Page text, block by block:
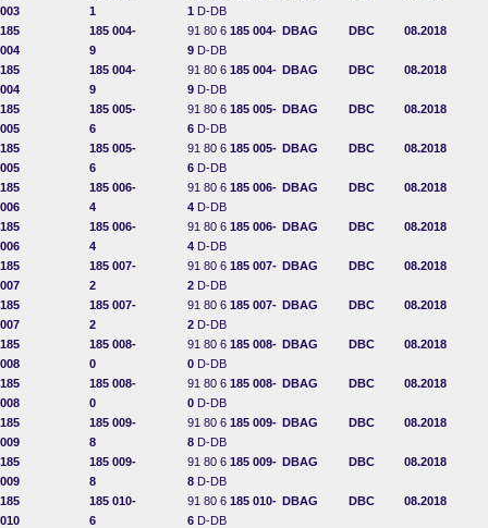
003
1
1 D-DB
185
004
185 004-
9
91 80 6 185 004-
9 D-DB
DBAG DBC 08.2018
185
004
185 004-
9
91 80 6 185 004-
9 D-DB
DBAG DBC 08.2018
185
005
185 005-
6
91 80 6 185 005-
6 D-DB
DBAG DBC 08.2018
185
005
185 005-
6
91 80 6 185 005-
6 D-DB
DBAG DBC 08.2018
185
006
185 006-
4
91 80 6 185 006-
4 D-DB
DBAG DBC 08.2018
185
006
185 006-
4
91 80 6 185 006-
4 D-DB
DBAG DBC 08.2018
185
007
185 007-
2
91 80 6 185 007-
2 D-DB
DBAG DBC 08.2018
185
007
185 007-
2
91 80 6 185 007-
2 D-DB
DBAG DBC 08.2018
185
008
185 008-
0
91 80 6 185 008-
0 D-DB
DBAG DBC 08.2018
185
008
185 008-
0
91 80 6 185 008-
0 D-DB
DBAG DBC 08.2018
185
009
185 009-
8
91 80 6 185 009-
8 D-DB
DBAG DBC 08.2018
185
009
185 009-
8
91 80 6 185 009-
8 D-DB
DBAG DBC 08.2018
185
010
185 010-
6
91 80 6 185 010-
6 D-DB
DBAG DBC 08.2018